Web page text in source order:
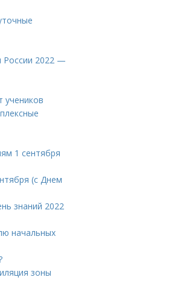
России 2022 —
учеников
1 сентября
(с Днем
знаний 2022
начальных
зоны